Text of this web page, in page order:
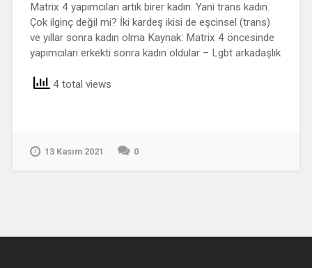
Matrix 4 yapımcıları artık birer kadın. Yani trans kadın.
Çok ilginç değil mi? İki kardeş ikisi de eşcinsel (trans)
ve yıllar sonra kadın olma Kaynak: Matrix 4 öncesinde
yapımcıları erkekti sonra kadın oldular – Lgbt arkadaşlık
4 total views
13 Kasım 2021 0